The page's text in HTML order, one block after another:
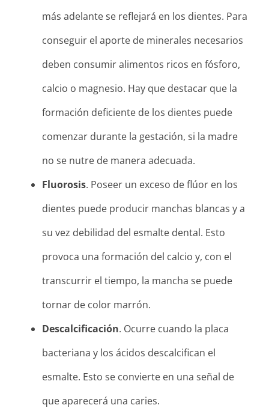
más adelante se reflejará en los dientes. Para
conseguir el aporte de minerales necesarios
deben consumir alimentos ricos en fósforo,
calcio o magnesio. Hay que destacar que la
formación deficiente de los dientes puede
comenzar durante la gestación, si la madre
no se nutre de manera adecuada.
Fluorosis. Poseer un exceso de flúor en los
dientes puede producir manchas blancas y a
su vez debilidad del esmalte dental. Esto
provoca una formación del calcio y, con el
transcurrir el tiempo, la mancha se puede
tornar de color marrón.
Descalcificación. Ocurre cuando la placa
bacteriana y los ácidos descalcifican el
esmalte. Esto se convierte en una señal de
que aparecerá una caries.